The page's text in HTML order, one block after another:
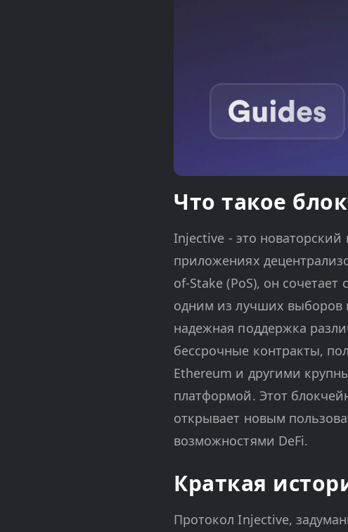
Что такое
Injective - это
приложениях
of-Stake (PoS), он
одним из лучших выборов
надежная поддержка
бессрочные контракты,
Ethereum и другими
платформой. Этот
открывает новым
возможностями DeFi.
Краткая
Протокол Injective,